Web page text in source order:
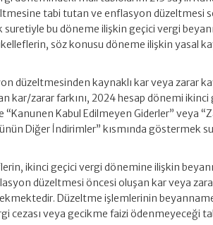
tabi tutan ve enflasyon düzeltmesi
suretiyle bu döneme ilişkin geçici vergi
söz konusu döneme ilişkin yasal
düzeltmesinden kaynaklı kar veya zarar
kar/zarar farkını, 2024 hesap dönemi
Kabul Edilmeyen Giderler” veya
Diğer İndirimler” kısmında göstermek
ikinci geçici vergi dönemine ilişkin
düzeltmesi öncesi oluşan kar veya
Düzeltme işlemlerinin
cezası veya gecikme faizi ödenmeyeceği